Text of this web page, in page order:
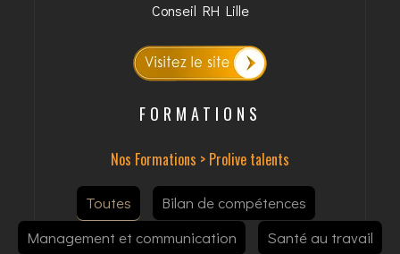
Conseil RH Lille
FORMATIONS
Nos Formations > Prolive talents
Toutes
Bilan de compétences
Management et communication
Santé au travail